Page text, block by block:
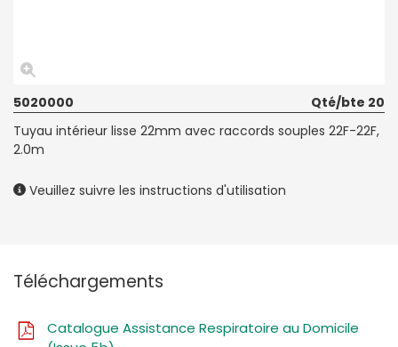
5020000
Qté/bte 20
Tuyau intérieur lisse 22mm avec raccords souples 22F-22F,
2.0m
Veuillez suivre les instructions d'utilisation
Téléchargements
Catalogue Assistance Respiratoire au Domicile